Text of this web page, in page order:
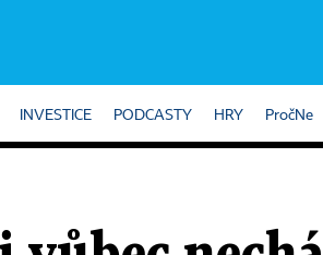
INVESTICE PODCASTY HRY PročNe